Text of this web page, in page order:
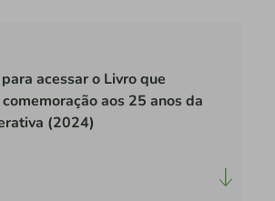
acessar o Livro que
aos 25 anos da
(2024)